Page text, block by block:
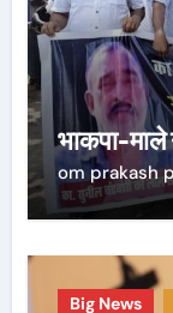
भाकपा-माले
om prakash
Big News